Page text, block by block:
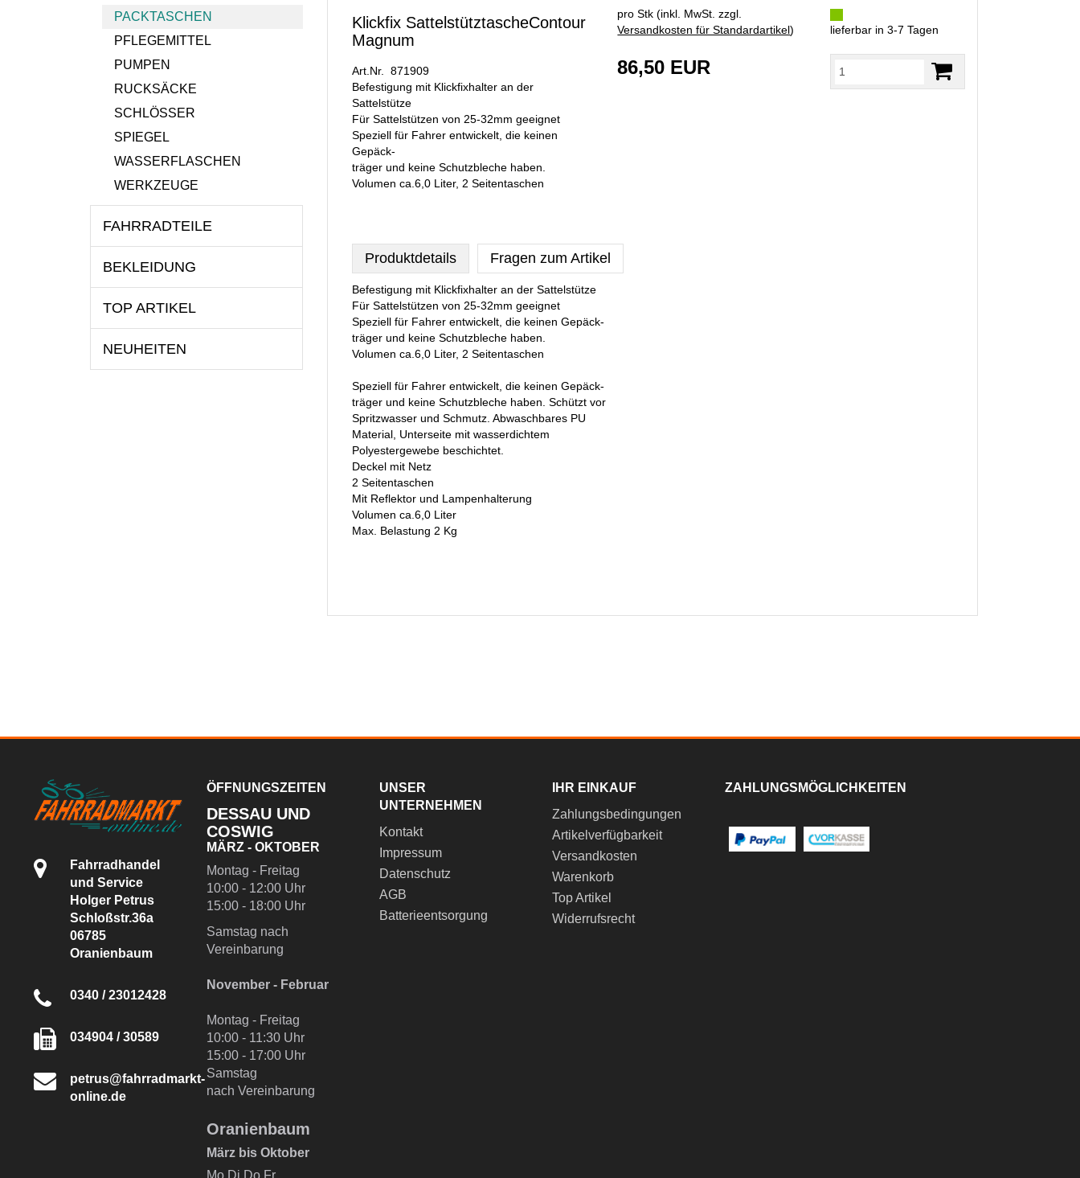
PACKTASCHEN
PFLEGEMITTEL
PUMPEN
RUCKSÄCKE
SCHLÖSSER
SPIEGEL
WASSERFLASCHEN
WERKZEUGE
FAHRRADTEILE
BEKLEIDUNG
TOP ARTIKEL
NEUHEITEN
Klickfix SattelstütztascheContour
Magnum
Art.Nr. 871909
Befestigung mit Klickfixhalter an der
Sattelstütze
Für Sattelstützen von 25-32mm geeignet
Speziell für Fahrer entwickelt, die keinen
Gepäck-
träger und keine Schutzbleche haben.
Volumen ca.6,0 Liter, 2 Seitentaschen
pro Stk (inkl. MwSt. zzgl.
Versandkosten für Standardartikel)
86,50 EUR
lieferbar in 3-7 Tagen
Produktdetails Fragen zum Artikel
Befestigung mit Klickfixhalter an der Sattelstütze
Für Sattelstützen von 25-32mm geeignet
Speziell für Fahrer entwickelt, die keinen Gepäck-
träger und keine Schutzbleche haben.
Volumen ca.6,0 Liter, 2 Seitentaschen
Speziell für Fahrer entwickelt, die keinen Gepäck-
träger und keine Schutzbleche haben. Schützt vor
Spritzwasser und Schmutz. Abwaschbares PU
Material, Unterseite mit wasserdichtem
Polyestergewebe beschichtet.
Deckel mit Netz
2 Seitentaschen
Mit Reflektor und Lampenhalterung
Volumen ca.6,0 Liter
Max. Belastung 2 Kg
Fahrradhandel
und Service
Holger Petrus
Schloßstr.36a
06785
Oranienbaum
0340 / 23012428
034904 / 30589
petrus@fahrradmarkt-
online.de
ÖFFNUNGSZEITEN
DESSAU UND
COSWIG
MÄRZ - OKTOBER
Montag - Freitag
10:00 - 12:00 Uhr
15:00 - 18:00 Uhr
Samstag nach
Vereinbarung
November - Februar
Montag - Freitag
10:00 - 11:30 Uhr
15:00 - 17:00 Uhr
Samstag
nach Vereinbarung
Oranienbaum
März bis Oktober
Mo,Di,Do,Fr
UNSER
UNTERNEHMEN
Kontakt
Impressum
Datenschutz
AGB
Batterieentsorgung
IHR EINKAUF
Zahlungsbedingungen
Artikelverfügbarkeit
Versandkosten
Warenkorb
Top Artikel
Widerrufsrecht
ZAHLUNGSMÖGLICHKEITEN